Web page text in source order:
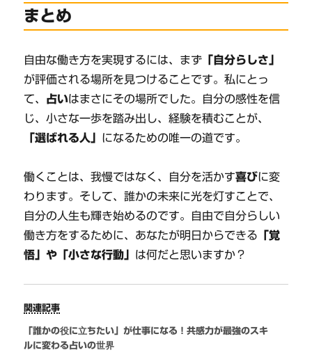
まとめ
自由な働き方を実現するには、まず 「自分らしさ」
が評価される場所を見つけることです。私にとっ
て、 占いはまさにその場所でした。自分の感性を信
じ、小さな一歩を踏み出し、経験を積むことが、
「選ばれる人」 になるための唯一の道です。
働くことは、我慢ではなく、自分を活かす喜びに変
わります。そして、誰かの未来に光を灯すことで、
自分の人生も輝き始めるのです。自由で自分らしい
働き方をするために、あなたが明日からできる 「覚
悟」や「小さな行動」 は何だと思いますか？
関連記事
「誰かの役に立ちたい」が仕事になる！共感力が最強のスキ
ルに変わる占いの世界